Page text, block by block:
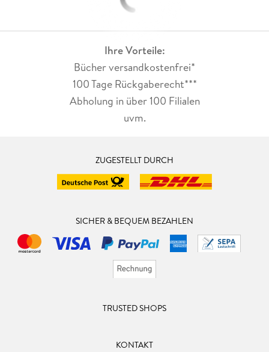
Ihre Vorteile:
Bücher versandkostenfrei*
100 Tage Rückgaberecht***
Abholung in über 100 Filialen
uvm.
ZUGESTELLT DURCH
SICHER & BEQUEM BEZAHLEN
TRUSTED SHOPS
KONTAKT